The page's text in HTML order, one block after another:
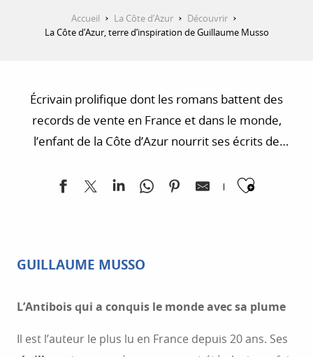
Accueil La Côte d’Azur
Découvrir
La Côte d’Azur, terre d’inspiration de Guillaume Musso
Écrivain prolifique dont les romans battent des
records de vente en France et dans le monde,
l’enfant de la Côte d’Azur nourrit ses écrits de
qui l’ont vu grandir. Petite sélection (non
GUILLAUME MUSSO
L’Antibois qui a conquis le monde avec sa plume
Il est l’auteur le plus lu en France depuis 20 ans. Ses